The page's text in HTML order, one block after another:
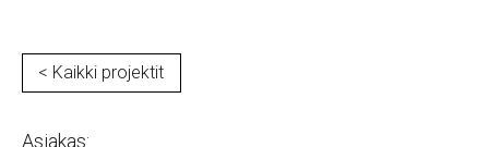
< Kaikki projektit
Asiakas: